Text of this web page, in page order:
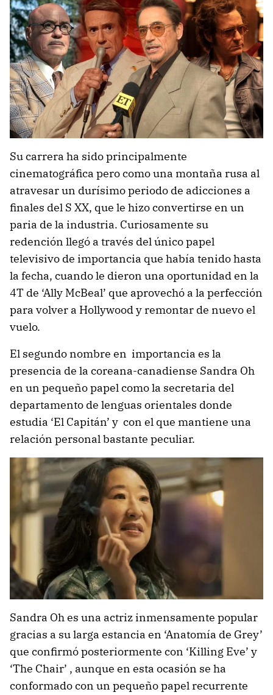
Su carrera ha sido principalmente
cinematográfica pero como una montaña rusa al
atravesar un durísimo periodo de adicciones a
finales del S XX, que le hizo convertirse en un
paria de la industria. Curiosamente su
redención llegó a través del único papel
televisivo de importancia que había tenido hasta
la fecha, cuando le dieron una oportunidad en la
4T de ‘Ally McBeal’ que aprovechó a la perfección
para volver a Hollywood y remontar de nuevo el
vuelo.
El segundo nombre en importancia es la
presencia de la coreana-canadiense Sandra Oh
en un pequeño papel como la secretaria del
departamento de lenguas orientales donde
estudia ‘El Capitán’ y con el que mantiene una
relación personal bastante peculiar.
Sandra Oh es una actriz inmensamente popular
gracias a su larga estancia en ‘Anatomía de Grey’
que confirmó posteriormente con ‘Killing Eve’ y
‘The Chair’ , aunque en esta ocasión se ha
conformado con un pequeño papel recurrente